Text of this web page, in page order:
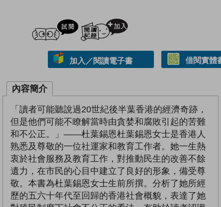
試閲
加入／閱讀電子書 借閱實體
內容簡介
「讀者可能聽說過20世紀後半葉香港的經濟奇跡，
但是他們可能不瞭解當時由貪婪和腐敗引起的苦難
和不公正。」——杜葉錫恩杜葉錫恩女士是香港人
熟悉及尊敬的一位社運家和教育工作者。她一生熱
衷於社會服務及教育工作，對推動民生的改善不餘
遺力，在市民的心目中建立了良好的形象，備受尊
敬。本書為杜葉錫恩女士生前所撰。分析了她所經
歷的五六十年代至回歸的香港社會概貌，表達了她